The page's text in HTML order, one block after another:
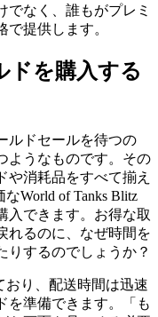
でなく、誰もがプレミ
提供します。
ドを購入する
ルドセールを待つの
ようなものです。その
や消耗品をすべて揃え
World of Tanks Blitz
入できます。お得な取
れるのに、なぜ時間を
りするのでしょうか？
おり、配送時間は迅速
を準備できます。「も